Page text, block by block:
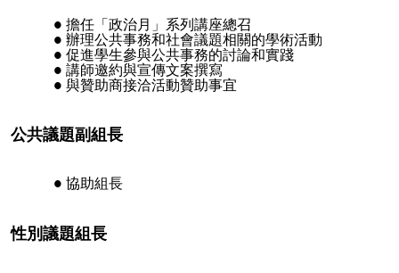
擔任「政治月」系列講座總召
辦理公共事務和社會議題相關的學術活動
促進學生參與公共事務的討論和實踐
講師邀約與宣傳文案撰寫
與贊助商接洽活動贊助事宜
公共議題副組長
協助組長
性別議題組長